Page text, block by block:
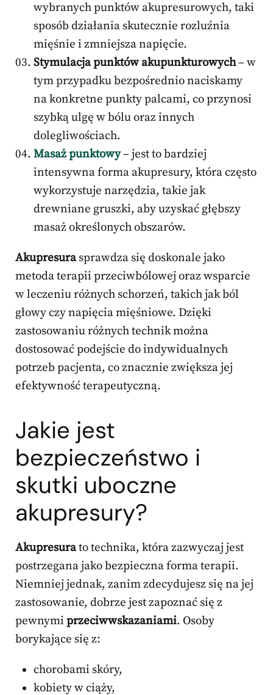
wybranych punktów akupresurowych, taki
sposób działania skutecznie rozluźnia
mięśnie i zmniejsza napięcie.
Stymulacja punktów akupunkturowych– w
tym przypadku bezpośrednio naciskamy
na konkretne punkty palcami, co przynosi
szybką ulgę w bólu oraz innych
dolegliwościach.
Masaż punktowy– jest to bardziej
intensywna forma akupresury, która często
wykorzystuje narzędzia, takie jak
drewniane gruszki, aby uzyskać głębszy
masaż określonych obszarów.
Akupresurasprawdza się doskonale jako
metoda terapii przeciwbólowej oraz wsparcie
w leczeniu różnych schorzeń, takich jak ból
głowy czy napięcia mięśniowe. Dzięki
zastosowaniu różnych technik można
dostosować podejście do indywidualnych
potrzeb pacjenta, co znacznie zwiększa jej
efektywność terapeutyczną.
Jakie jest
bezpieczeństwo i
skutki uboczne
akupresury?
Akupresurato technika, która zazwyczaj jest
postrzegana jako bezpieczna forma terapii.
Niemniej jednak, zanim zdecydujesz się na jej
zastosowanie, dobrze jest zapoznać się z
pewnymi przeciwwskazaniami. Osoby
borykające się z:
chorobami skóry,
kobiety w ciąży,